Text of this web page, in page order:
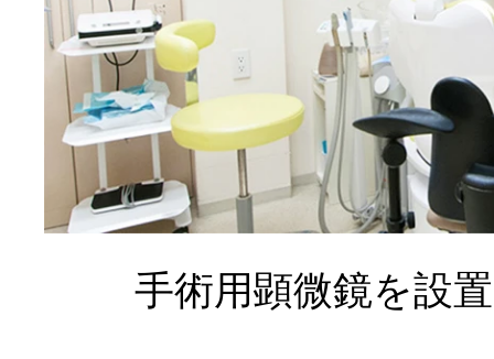
手術用顕微鏡を設